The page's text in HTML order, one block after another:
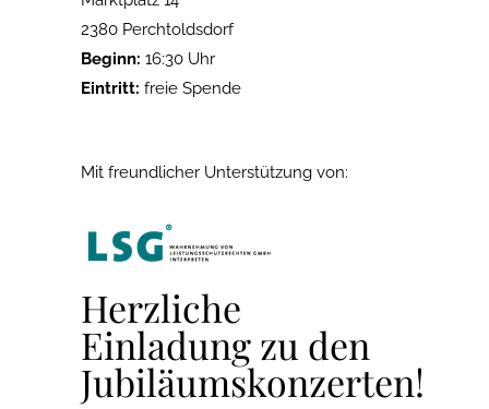
2380 Perchtoldsdorf
Beginn: 16:30 Uhr
Eintritt: freie Spende
Mit freundlicher Unterstützung von:
Herzliche
Einladung zu den
Jubiläumskonzerten!